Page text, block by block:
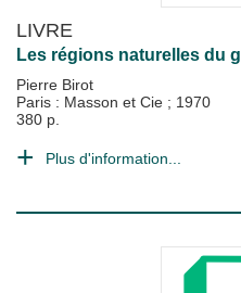
LIVRE
Les régions naturelles du
Pierre Birot
Paris : Masson et Cie ; 1970
380 p.
Plus d'information...